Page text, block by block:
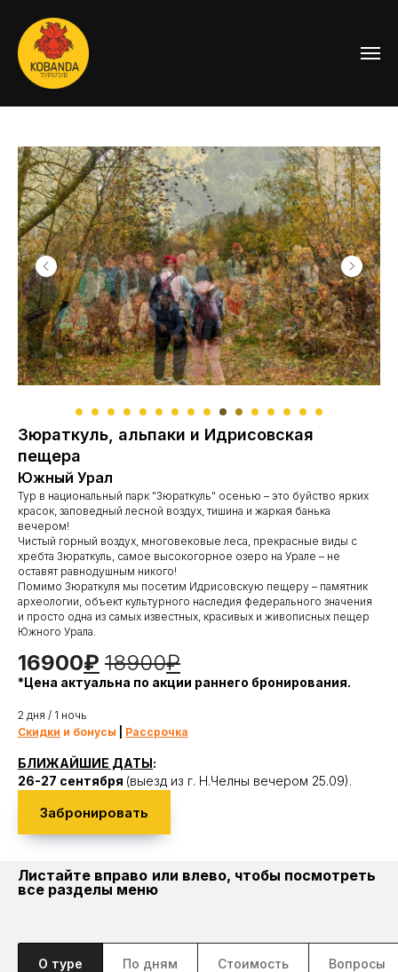
Зюраткуль, альпаки и Идрисовская
пещера
Южный Урал
Тур в национальный парк "Зюраткуль" осенью – это буйство ярких
красок, заповедный лесной воздух, тишина и жаркая банька
вечером!
Чистый горный воздух, многовековые леса, прекрасные виды с
хребта Зюраткуль, самое высокогорное озеро на Урале – не
оставят равнодушным никого!
Помимо Зюраткуля мы посетим Идрисовскую пещеру – памятник
археологии, объект культурного наследия федерального значения
и просто одна из самых известных, красивых и живописных пещер
Южного Урала.
16900₽ 18900₽
*Цена актуальна по акции раннего бронирования.
2 дня / 1 ночь
Скидки и бонусы Рассрочка
БЛИЖАЙШИЕ ДАТЫ:
26-27 сентября (выезд из г. Н.Челны вечером 25.09).
Забронировать
Листайте вправо или влево, чтобы посмотреть
все разделы меню
О туре По дням Стоимость Вопросы